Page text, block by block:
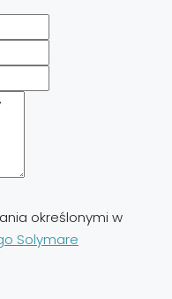
określonymi w
Solymare